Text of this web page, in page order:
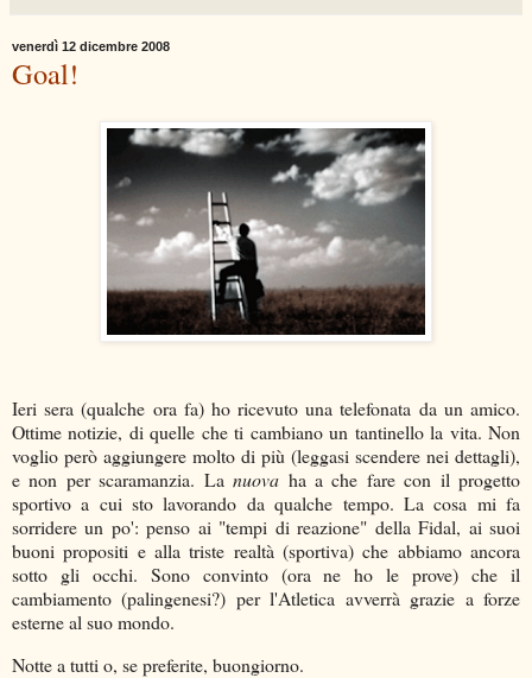
venerdì 12 dicembre 2008
Goal!
Ieri sera (qualche ora fa) ho ricevuto una telefonata da un amico.
Ottime notizie, di quelle che ti cambiano un tantinello la vita. Non
voglio però aggiungere molto di più (leggasi scendere nei dettagli),
e non per scaramanzia. Lanuova ha a che fare con il progetto
sportivo a cui sto lavorando da qualche tempo. La cosa mi fa
sorridere un po': penso ai "tempi di reazione" della Fidal, ai suoi
buoni propositi e alla triste realtà (sportiva) che abbiamo ancora
sotto gli occhi. Sono convinto (ora ne ho le prove) che il
cambiamento (palingenesi?) per l'Atletica avverrà grazie a forze
esterne al suo mondo.
Notte a tutti o, se preferite, buongiorno.